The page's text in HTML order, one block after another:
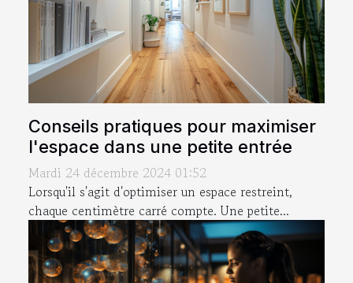
Conseils pratiques pour maximiser
l'espace dans une petite entrée
Mardi 24 décembre 2024 01:52
Lorsqu'il s'agit d'optimiser un espace restreint,
chaque centimètre carré compte. Une petite...